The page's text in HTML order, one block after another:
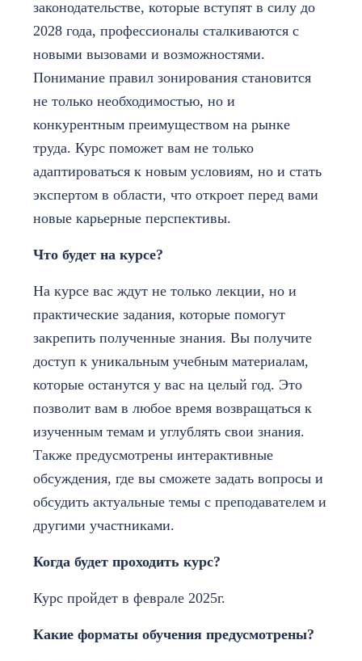
законодательстве, которые вступят в силу до
2028 года, профессионалы сталкиваются с
новыми вызовами и возможностями.
Понимание правил зонирования становится
не только необходимостью, но и
конкурентным преимуществом на рынке
труда. Курс поможет вам не только
адаптироваться к новым условиям, но и стать
экспертом в области, что откроет перед вами
новые карьерные перспективы.
Что будет на курсе?
На курсе вас ждут не только лекции, но и
практические задания, которые помогут
закрепить полученные знания. Вы получите
доступ к уникальным учебным материалам,
которые останутся у вас на целый год. Это
позволит вам в любое время возвращаться к
изученным темам и углублять свои знания.
Также предусмотрены интерактивные
обсуждения, где вы сможете задать вопросы и
обсудить актуальные темы с преподавателем и
другими участниками.
Когда будет проходить курс?
Курс пройдет в феврале 2025г.
Какие форматы обучения предусмотрены?